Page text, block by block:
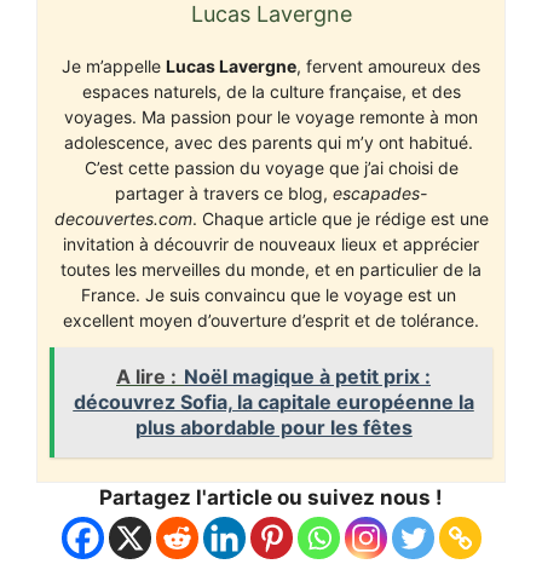
Lucas Lavergne
Je m’appelle Lucas Lavergne, fervent amoureux des
espaces naturels, de la culture française, et des
voyages. Ma passion pour le voyage remonte à mon
adolescence, avec des parents qui m’y ont habitué.
C’est cette passion du voyage que j’ai choisi de
partager à travers ce blog, escapades-
decouvertes.com. Chaque article que je rédige est une
invitation à découvrir de nouveaux lieux et apprécier
toutes les merveilles du monde, et en particulier de la
France. Je suis convaincu que le voyage est un
excellent moyen d’ouverture d’esprit et de tolérance.
A lire : Noël magique à petit prix :
découvrez Sofia, la capitale européenne la
plus abordable pour les fêtes
Partagez l'article ou suivez nous !